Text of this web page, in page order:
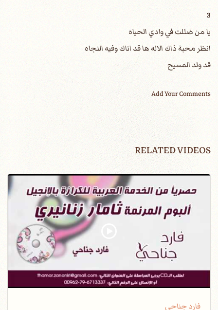
3
يا من ضللت في وادي الحياه
انظر محبة ذاك الاله ها قد اتاك وفيه النجاه
قد ولد المسيح
Add Your Comments
RELATED VIDEOS
فارد جناحي